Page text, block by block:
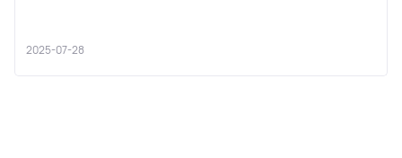
2025-07-28